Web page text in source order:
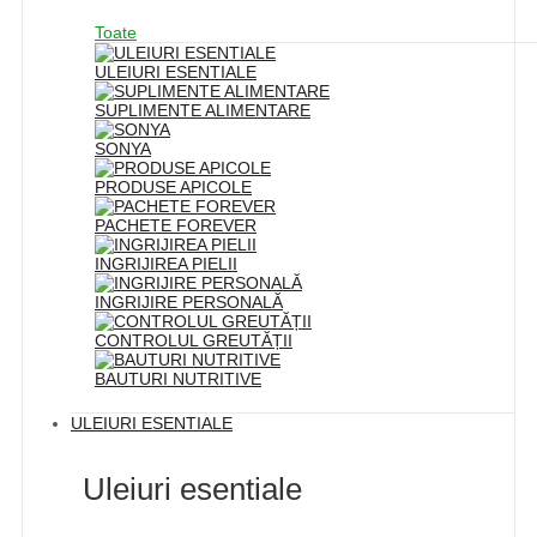
Toate
ULEIURI ESENTIALE
SUPLIMENTE ALIMENTARE
SONYA
PRODUSE APICOLE
PACHETE FOREVER
INGRIJIREA PIELII
INGRIJIRE PERSONALĂ
CONTROLUL GREUTĂȚII
BAUTURI NUTRITIVE
ULEIURI ESENTIALE
Uleiuri esentiale